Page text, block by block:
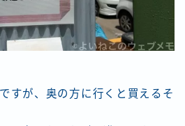
すが、奥の方に行くと買えるそ